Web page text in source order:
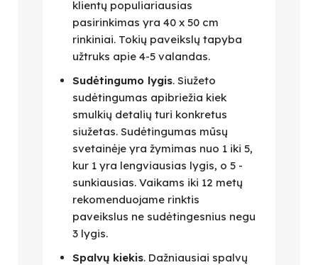
klientų populiariausias
pasirinkimas yra 40 x 50 cm
rinkiniai. Tokių paveikslų tapyba
užtruks apie 4-5 valandas.
Sudėtingumo lygis. Siužeto
sudėtingumas apibriežia kiek
smulkių detalių turi konkretus
siužetas. Sudėtingumas mūsų
svetainėje yra žymimas nuo 1 iki 5,
kur 1 yra lengviausias lygis, o 5 -
sunkiausias. Vaikams iki 12 metų
rekomenduojame rinktis
paveikslus ne sudėtingesnius negu
3 lygis.
Spalvų kiekis. Dažniausiai spalvų